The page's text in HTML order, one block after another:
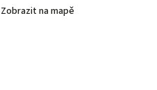
Zobrazit na mapě